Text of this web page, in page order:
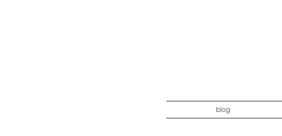
blog